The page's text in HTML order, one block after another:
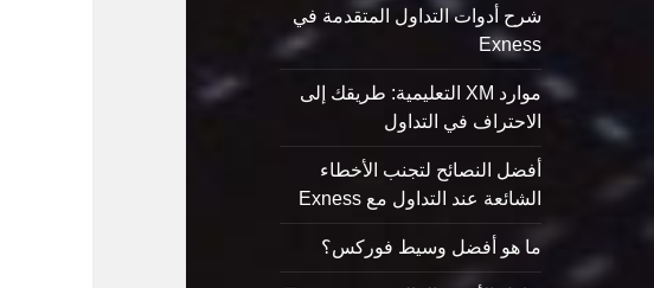
شرح أدوات التداول المتقدمة في
Exness
موارد XM التعليمية: طريقك إلى
الاحتراف في التداول
أفضل النصائح لتجنب الأخطاء
الشائعة عند التداول مع Exness
ما هو أفضل وسيط فوركس؟